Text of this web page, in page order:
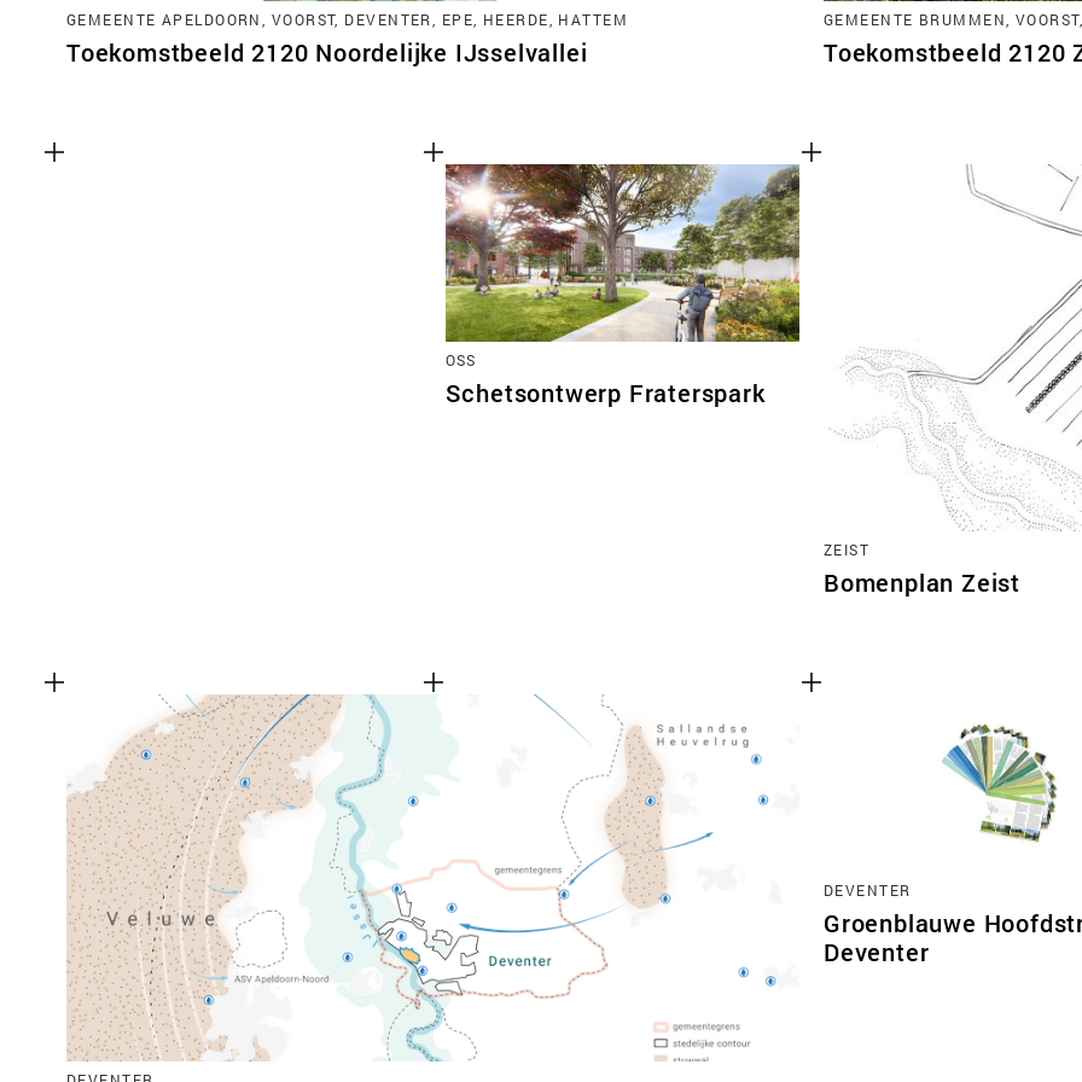
GEMEENTE APELDOORN, VOORST, DEVENTER, EPE, HEERDE, HATTEM
Toekomstbeeld 2120 Noordelijke IJsselvallei
GEMEENTE BRUMMEN,
Toekomstbeeld 2120
OSS
Schetsontwerp Fraterspark
ZEIST
Bomenplan Zeist
DEVENTER
Groenblauwe
Deventer